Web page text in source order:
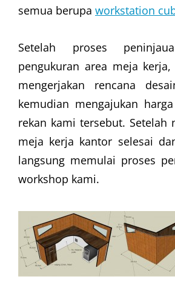
semua berupa workstation
Setelah proses
pengukuran area meja
mengerjakan rencana
kemudian mengajukan
rekan kami tersebut. Setelah
meja kerja kantor selesai
langsung memulai proses
workshop kami.